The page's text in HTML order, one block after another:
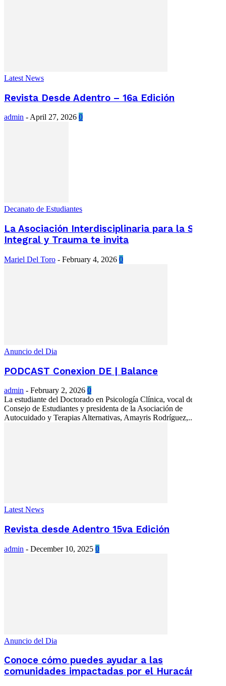
Latest News
Revista Desde Adentro – 16a Edición
admin - April 27, 2026 0
Decanato de Estudiantes
La Asociación Interdisciplinaria para la Salud
Integral y Trauma te invita
Mariel Del Toro - February 4, 2026 0
Anuncio del Dia
PODCAST Conexion DE | Balance
admin - February 2, 2026 0
La estudiante del Doctorado en Psicología Clínica, vocal del
Consejo de Estudiantes y presidenta de la Asociación de
Autocuidado y Terapias Alternativas, Amayris Rodríguez,...
Latest News
Revista desde Adentro 15va Edición
admin - December 10, 2025 0
Anuncio del Dia
Conoce cómo puedes ayudar a las
comunidades impactadas por el Huracán...